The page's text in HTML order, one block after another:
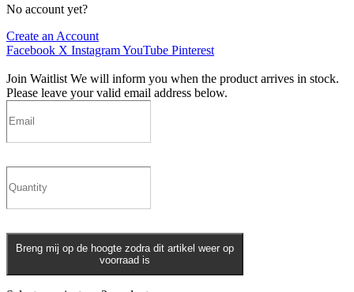
No account yet?
Create an Account
Facebook X InstagramYouTube Pinterest
Join Waitlist We will inform you when the product arrives in stock.
Please leave your valid email address below.
Breng mij op de hoogte zodra dit artikel weer op
voorraad is